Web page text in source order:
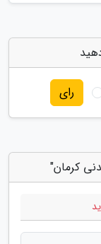
رای
کرمان"